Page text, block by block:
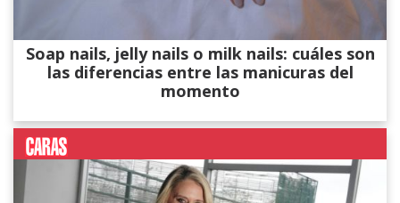
Soap nails, jelly nails o milk nails: cuáles son
las diferencias entre las manicuras del
momento